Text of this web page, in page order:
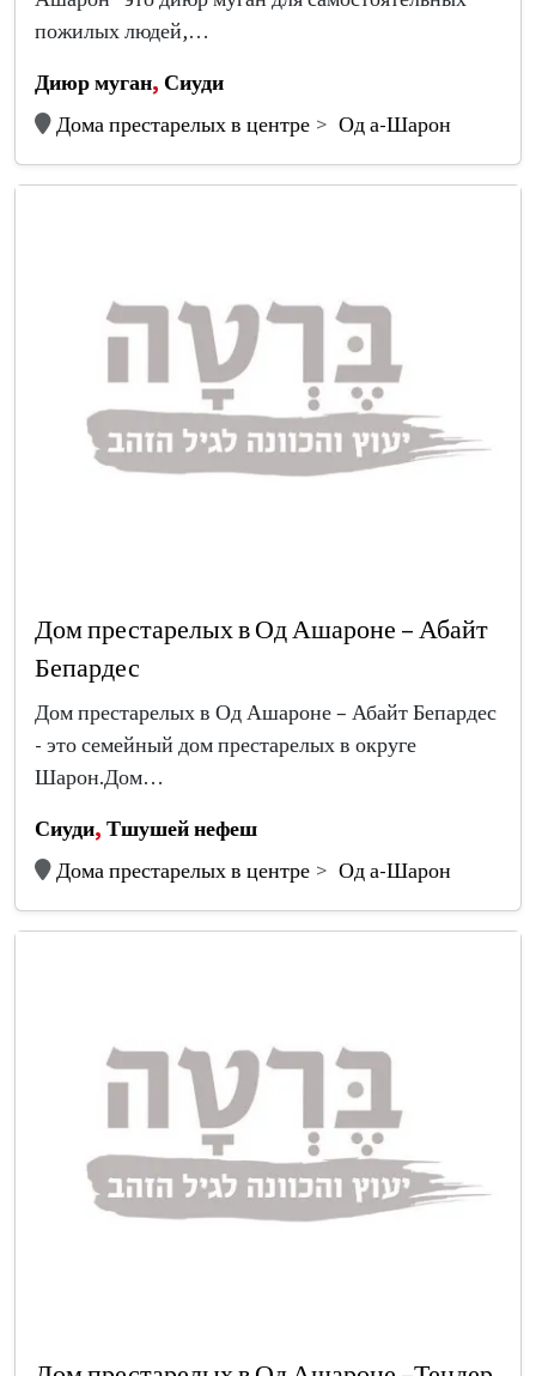
пожилых людей,…
Диюр муган, Сиуди
Дома престарелых в центре
Од а-Шарон
Дом престарелых в Од Ашароне – Абайт
Бепардес
Дом престарелых в Од Ашароне – Абайт Бепардес
- это семейный дом престарелых в округе
Шарон.Дом…
Сиуди, Тшушей нефеш
Дома престарелых в центре
Од а-Шарон